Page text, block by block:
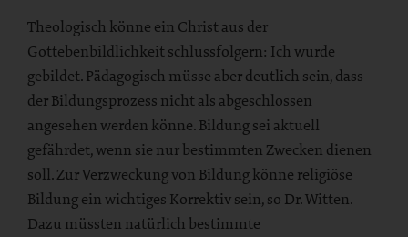
Theologisch könne ein Christ aus der
Gottebenbildlichkeit schlussfolgern: Ich wurde
gebildet. Pädagogisch müsse aber deutlich sein, dass
der Bildungsprozess nicht als abgeschlossen
angesehen werden könne. Bildung sei aktuell
gefährdet, wenn sie nur bestimmten Zwecken dienen
soll. Zur Verzweckung von Bildung könne religiöse
Bildung ein wichtiges Korrektiv sein, so Dr. Witten.
Dazu müssten natürlich bestimmte